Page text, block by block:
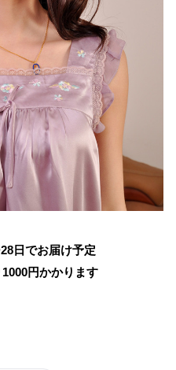
日でお届け予定
1000円かかります